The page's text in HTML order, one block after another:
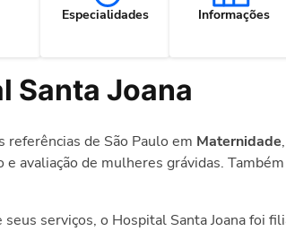
Especialidades Informações
Santa Joana
referências de São Paulo em Maternidade
avaliação de mulheres grávidas.
serviços, o Hospital Santa Joana foi